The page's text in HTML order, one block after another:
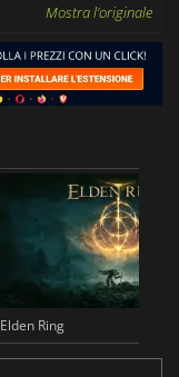
Mostra l'originale
Elden Ring